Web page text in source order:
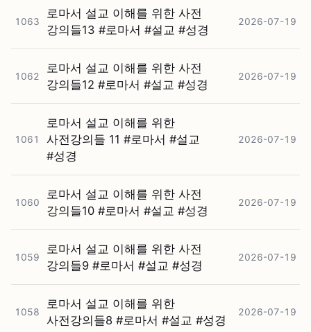
1063
로마서 설교 이해를 위한 사전
강의들13 #⁠로마서 #⁠설교 #⁠성경
2026-07-19
1062
로마서 설교 이해를 위한 사전
강의들12 #⁠로마서 #⁠설교 #⁠성경
2026-07-19
1061
로마서 설교 이해를 위한
사전강의들 11 #⁠로마서 #⁠설교
#⁠성경
2026-07-19
1060
로마서 설교 이해를 위한 사전
강의들10 #⁠로마서 #⁠설교 #⁠성경
2026-07-19
1059
로마서 설교 이해를 위한 사전
강의들9 #⁠로마서 #⁠설교 #⁠성경
2026-07-19
1058
로마서 설교 이해를 위한
사전강의들8 #⁠로마서 #⁠설교 #⁠성경
2026-07-19